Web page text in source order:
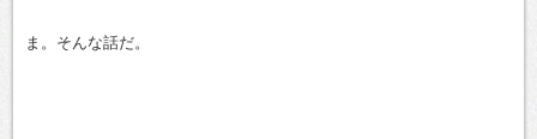
ま。そんな話だ。